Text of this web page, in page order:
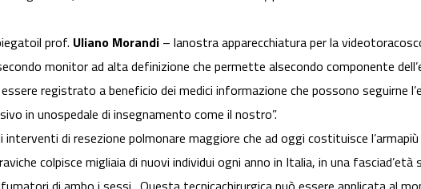
prof. Uliano Morandi – lanostra apparecchiatura per la
monitor ad alta definizione che permette alsecondo componente
registrato a beneficio dei medici informazione che possono seguirne
in unospedale di insegnamento come il nostro”.
di resezione polmonare maggiore che ad oggi costituisce
colpisce migliaia di nuovi individui ogni anno in Italia, in una